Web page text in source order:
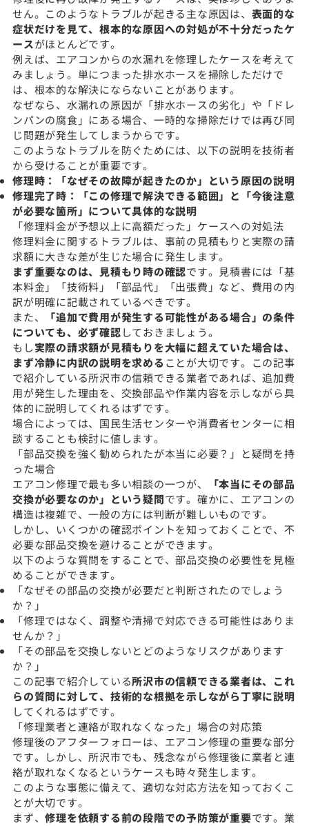
せん。このようなトラブルが起きる主な原因は、 表面的な
症状だけを見て、根本的な原因への対処が不十分だったケ
ースがほとんどです。
例えば、エアコンからの水漏れを修理したケースを考えて
みましょう。単につまった排水ホースを掃除しただけで
は、根本的な解決にならないことがあります。
なぜなら、水漏れの原因が「排水ホースの劣化」や「ドレ
ンパンの腐食」にある場合、一時的な掃除だけでは再び同
じ問題が発生してしまうからです。
このようなトラブルを防ぐためには、以下の説明を技術者
から受けることが重要です。
修理時：「なぜその故障が起きたのか」という原因の説明
修理完了時：「この修理で解決できる範囲」と「今後注意
が必要な箇所」について具体的な説明
「修理料金が予想以上に高額だった」ケースへの対処法
修理料金に関するトラブルは、事前の見積もりと実際の請
求額に大きな差が生じた場合に発生します。
まず重要なのは、見積もり時の確認です。見積書には「基
本料金」「技術料」「部品代」「出張費」など、費用の内
訳が明確に記載されているべきです。
また、
「追加で費用が発生する可能性がある場合」の条件
についても、必ず確認しておきましょう。
もし実際の請求額が見積もりを大幅に超えていた場合は、
まず冷静に内訳の説明を求めることが大切です。この記事
で紹介している所沢市の信頼できる業者であれば、追加費
用が発生した理由を、交換部品や作業内容を示しながら具
体的に説明してくれるはずです。
場合によっては、国民生活センターや消費者センターに相
談することも検討に値します。
「部品交換を強く勧められたが本当に必要？」と疑問を持
った場合
エアコン修理で最も多い相談の一つが、
「本当にその部品
交換が必要なのか」という疑問です。確かに、エアコンの
構造は複雑で、一般の方には判断が難しいものです。
しかし、いくつかの確認ポイントを知っておくことで、不
必要な部品交換を避けることができます。
以下のような質問をすることで、部品交換の必要性を見極
めることができます。
「なぜその部品の交換が必要だと判断されたのでしょう
か？」
「修理ではなく、調整や清掃で対応できる可能性はありま
せんか？」
「その部品を交換しないとどのようなリスクがあります
か？」
この記事で紹介している所沢市の信頼できる業者は、これ
らの質問に対して、技術的な根拠を示しながら丁寧に説明
してくれるはずです。
「修理業者と連絡が取れなくなった」場合の対応策
修理後のアフターフォローは、エアコン修理の重要な部分
です。しかし、所沢市でも、残念ながら修理後に業者と連
絡が取れなくなるというケースも時々発生します。
このような事態に備えて、適切な対応方法を知っておくこ
とが大切です。
まず、修理を依頼する前の段階での予防策が重要です。業